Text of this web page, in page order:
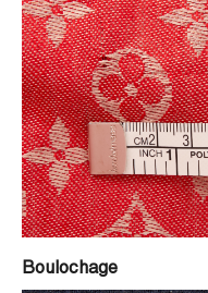
Boulochage